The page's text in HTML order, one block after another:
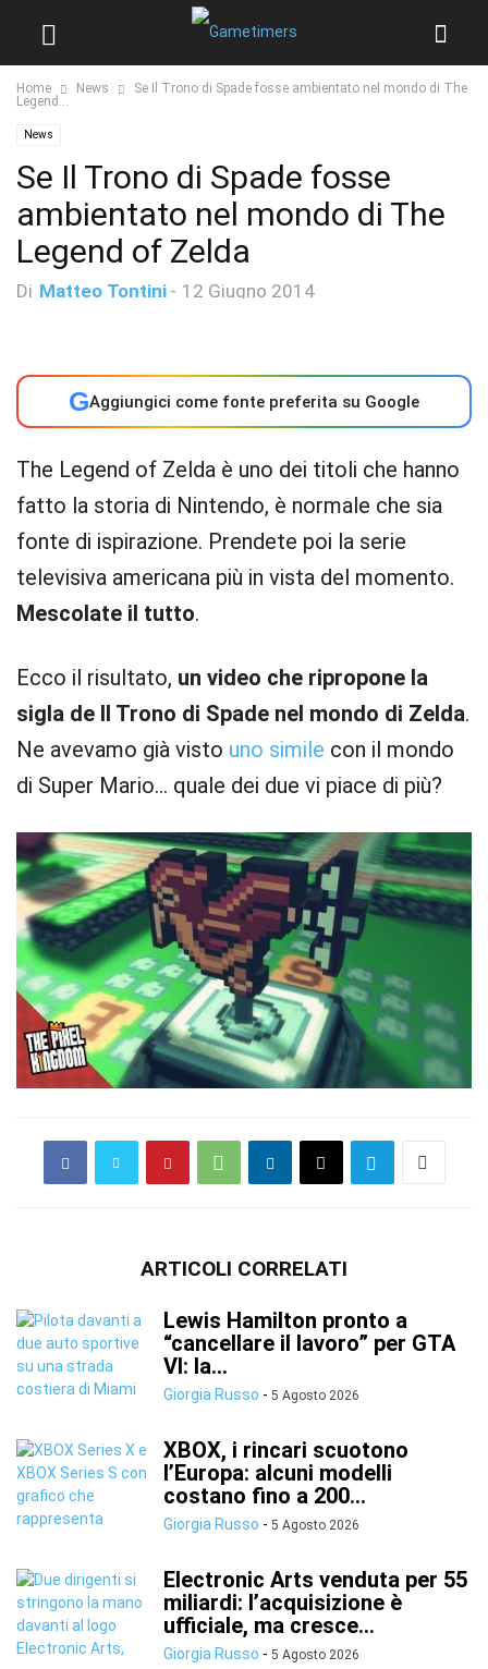
Home News
Se Il Trono di Spade fosse ambientato nel mondo di The
Legend...
News
Se Il Trono di Spade fosse
ambientato nel mondo di The
Legend of Zelda
Di Matteo Tontini - 12 Giugno 2014
GAggiungici come fonte preferita su Google
The Legend of Zelda è uno dei titoli che hanno
fatto la storia di Nintendo, è normale che sia
fonte di ispirazione. Prendete poi la serie
televisiva americana più in vista del momento.
Mescolate il tutto.
Ecco il risultato, un video che ripropone la
sigla de Il Trono di Spade nel mondo di Zelda.
Ne avevamo già visto uno simile con il mondo
di Super Mario… quale dei due vi piace di più?
ARTICOLI CORRELATI
Lewis Hamilton pronto a
“cancellare il lavoro” per GTA
VI: la...
Giorgia Russo - 5 Agosto 2026
XBOX, i rincari scuotono
l’Europa: alcuni modelli
costano fino a 200...
Giorgia Russo - 5 Agosto 2026
Electronic Arts venduta per 55
miliardi: l’acquisizione è
ufficiale, ma cresce...
Giorgia Russo - 5 Agosto 2026